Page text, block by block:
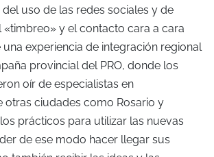
uso de las redes sociales y de
y el contacto cara a cara
una experiencia de integración regional
provincial del PRO, donde los
oír de especialistas en
otras ciudades como Rosario y
prácticos para utilizar las nuevas
de ese modo hacer llegar sus